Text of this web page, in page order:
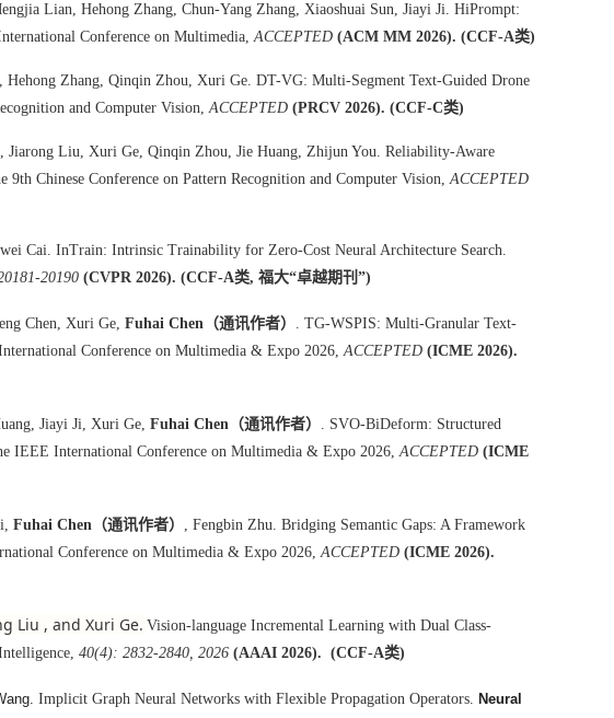
Lian, Hehong Zhang, Chun-Yang Zhang, Xiaoshuai Sun, Jiayi Ji. HiPrompt:
Conference on Multimedia,ACCEPTED (ACM MM 2026). (CCF-A类)
Zhang, Qinqin Zhou, Xuri Ge. DT-VG: Multi-Segment Text-Guided Drone
and Computer Vision,ACCEPTED (PRCV 2026). (CCF-C类)
Jiarong Liu, Xuri Ge, Qinqin Zhou, Jie Huang, Zhijun You. Reliability-Aware
9th Chinese Conference on Pattern Recognition and Computer Vision,ACCEPTED
Cai. InTrain: Intrinsic Trainability for Zero-Cost Neural Architecture Search.
20190 (CVPR 2026). (CCF-A类, 福大“卓越期刊”)
Chen, Xuri Ge, Fuhai Chen（通讯作者） . TG-WSPIS: Multi-Granular Text-
Conference on Multimedia & Expo 2026,ACCEPTED (ICME 2026).
Jiayi Ji, Xuri Ge, Fuhai Chen （通讯作者） . SVO-BiDeform: Structured
IEEE International Conference on Multimedia & Expo 2026,ACCEPTED (ICME
Fuhai Chen（通讯作者） , Fengbin Zhu. Bridging Semantic Gaps: A Framework
Conference on Multimedia & Expo 2026,ACCEPTED (ICME 2026).
Liu , and Xuri Ge. Vision-language Incremental Learning with Dual Class-
40(4): 2832-2840, 2026 (AAAI 2026). (CCF-A类)
Implicit Graph Neural Networks with Flexible Propagation Operators. Neural